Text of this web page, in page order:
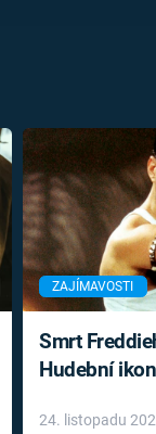
ZAJÍMAVOSTI
Smrt
Hudební
léky
24. listopadu